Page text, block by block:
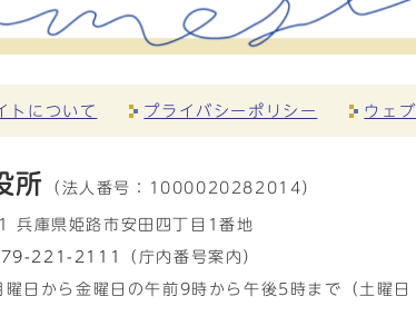
トについて プライバシーポリシー ウェ
所 （法人番号： 1000020282014）
兵庫県姫路市安田四丁目1番地
221-2111
（庁内番号案内）
曜日から金曜日の午前9時から午後5時まで（土曜